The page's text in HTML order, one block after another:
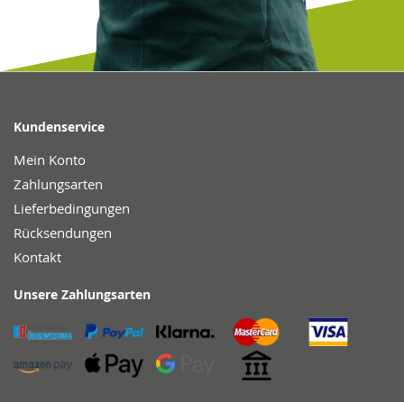
Kundenservice
Mein Konto
Zahlungsarten
Lieferbedingungen
Rücksendungen
Kontakt
Unsere Zahlungsarten